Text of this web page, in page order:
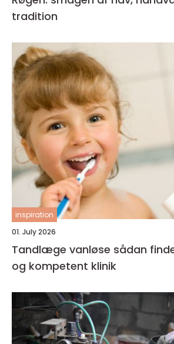
tradition
inspiration
01. July 2026
Tandlæge vanløse sådan finder du en tryg
og kompetent klinik